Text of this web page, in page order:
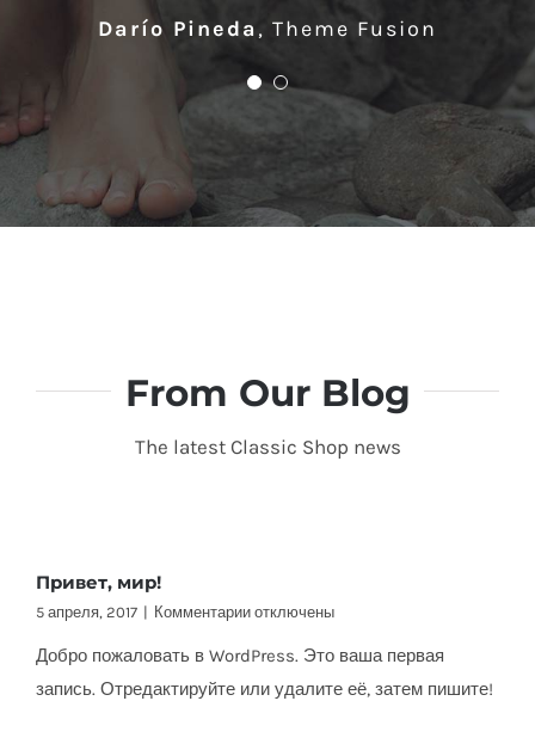
Darío Pineda, Theme Fusion
Lisa Smith Theme Fusion
From Our Blog
The latest Classic Shop news
Привет, мир!
5 апреля, 2017 | Комментариик
Привет,
отключены
Добро пожаловать в WordPress. Это ваша первая
запись. Отредактируйте или удалите её, затем пишите!